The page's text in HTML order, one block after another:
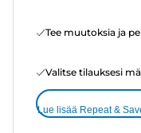
Tee muutoksia ja
Valitse tilauksesi
Lue lisää Repeat &